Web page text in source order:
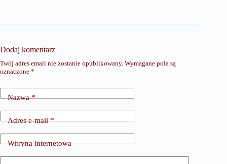
Dodaj komentarz
Twój adres email nie zostanie opublikowany. Wymagane pola są
oznaczone *
Nazwa*
Adres e-mail*
Witryna internetowa